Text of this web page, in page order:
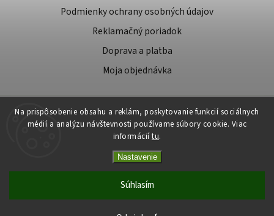
Na prispôsobenie obsahu a reklám, poskytovanie funkcií sociálnych
médií a analýzu návštevnosti používame súbory cookie. Viac
informácií tu.
Nastavenie
Súhlasím
E-shop má nového majiteľa. Intenzívne pracujeme na tom, aby
Podmienky ochrany osobných údajov
Reklamačný poriadok
Doprava a platba
Moja objednávka
Copyright 2026
Najlepšie krmivo
. Všetky práva vyhradené.
Upraviť nastavenie cookies
Shoptet| Design